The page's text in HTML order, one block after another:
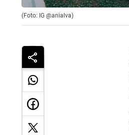
(Foto: IG @anialva)